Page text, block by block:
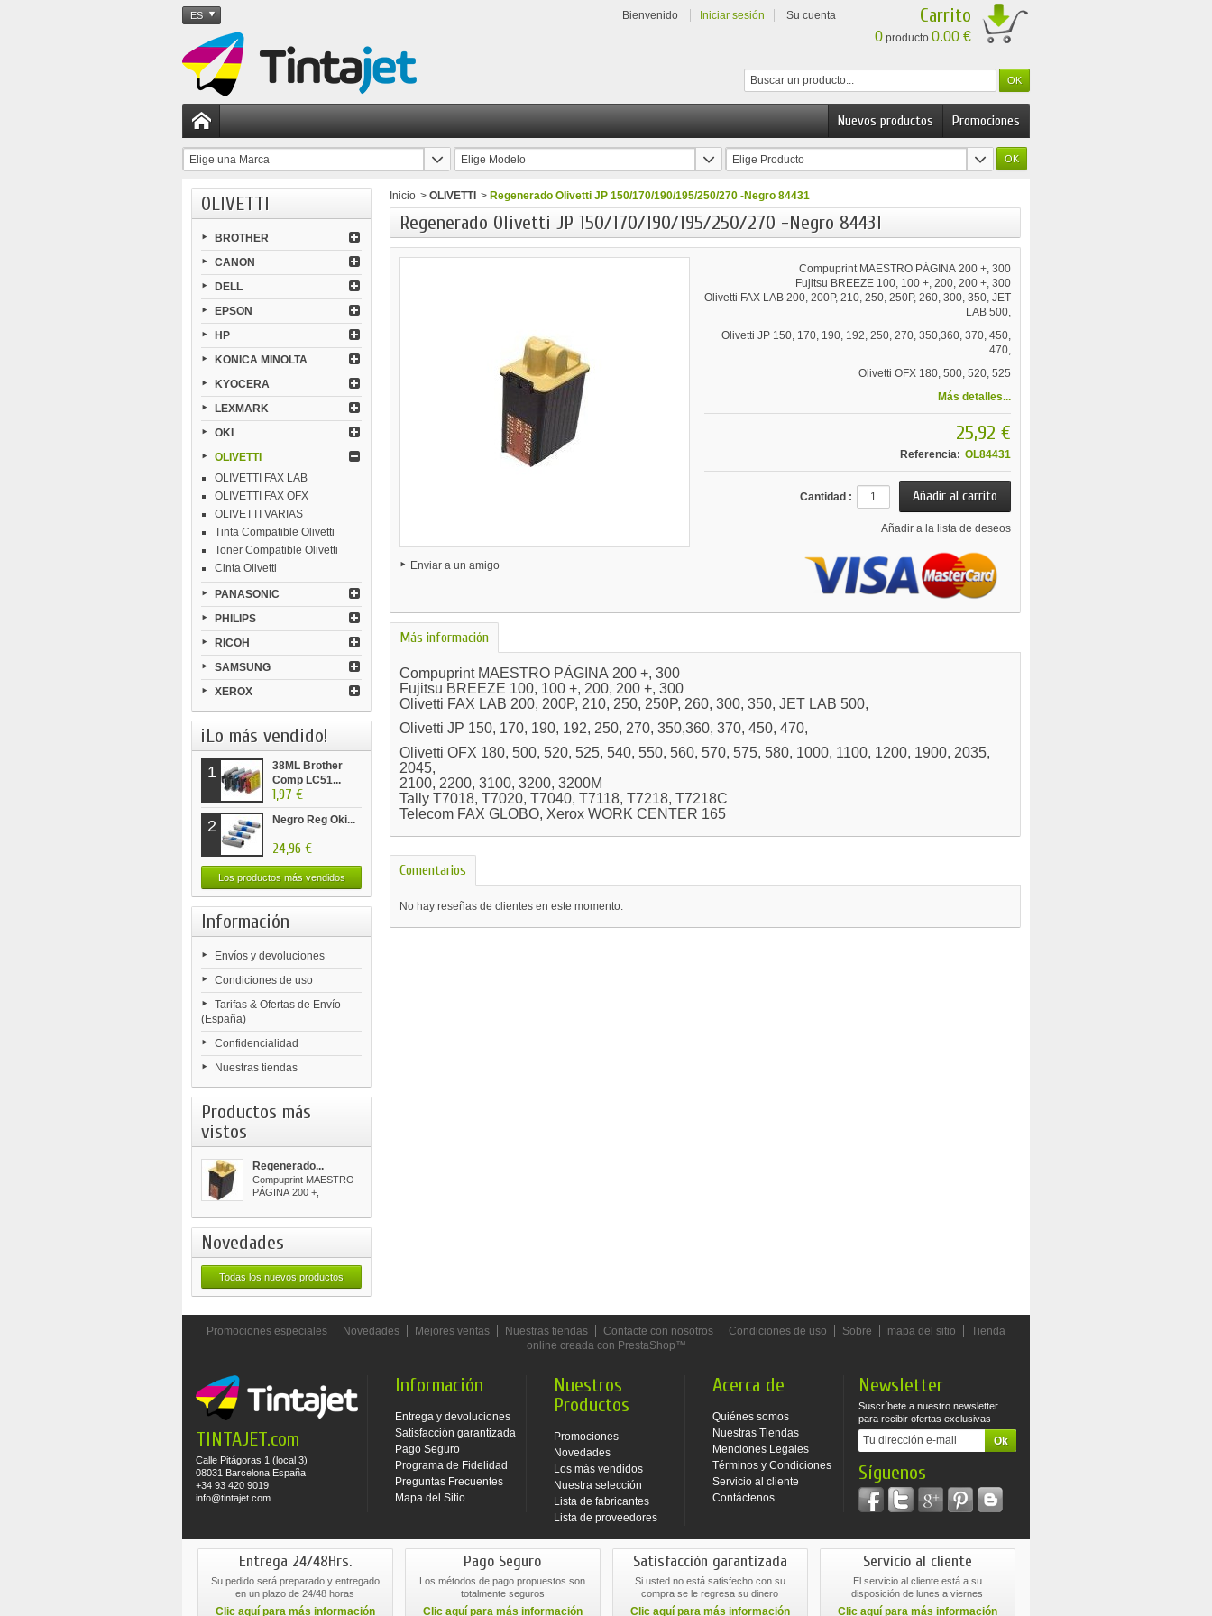
Bienvenido Iniciar sesión Su cuenta Carrito
0 producto 0.00 €
ES
Promociones
Nuevos productos
Elige una Marca Elige Modelo Elige Producto
OLIVETTI
BROTHER
CANON
DELL
EPSON
HP
KONICA MINOLTA
KYOCERA
LEXMARK
OKI
OLIVETTI
OLIVETTI FAX LAB
OLIVETTI FAX OFX
OLIVETTI VARIAS
Tinta Compatible Olivetti
Toner Compatible Olivetti
Cinta Olivetti
PANASONIC
PHILIPS
RICOH
SAMSUNG
XEROX
¡Lo más vendido!
1
38ML Brother
Comp LC51...
1,97 €
2 Negro Reg Oki...
24,96 €
Los productos más vendidos
Información
Envíos y devoluciones
Condiciones de uso
Tarifas & Ofertas de Envío
(España)
Confidencialidad
Nuestras tiendas
Productos más
vistos
Regenerado...
Compuprint MAESTRO
PÁGINA 200 +,
Novedades
Todas los nuevos productos
Inicio > OLIVETTI > Regenerado Olivetti JP 150/170/190/195/250/270 -Negro 84431
Regenerado Olivetti JP 150/170/190/195/250/270 -Negro 84431
Enviar a un amigo
Compuprint MAESTRO PÁGINA 200 +, 300
Fujitsu BREEZE 100, 100 +, 200, 200 +, 300
Olivetti FAX LAB 200, 200P, 210, 250, 250P, 260, 300, 350, JET
LAB 500,
Olivetti JP 150, 170, 190, 192, 250, 270, 350,360, 370, 450,
470,
Olivetti OFX 180, 500, 520, 525
Más detalles...
25,92 €
Referencia: OL84431
Cantidad :
Añadir a la lista de deseos
Más información
Compuprint MAESTRO PÁGINA 200 +, 300
Fujitsu BREEZE 100, 100 +, 200, 200 +, 300
Olivetti FAX LAB 200, 200P, 210, 250, 250P, 260, 300, 350, JET LAB 500,
Olivetti JP 150, 170, 190, 192, 250, 270, 350,360, 370, 450, 470,
Olivetti OFX 180, 500, 520, 525, 540, 550, 560, 570, 575, 580, 1000, 1100, 1200, 1900, 2035,
2045,
2100, 2200, 3100, 3200, 3200M
Tally T7018, T7020, T7040, T7118, T7218, T7218C
Telecom FAX GLOBO, Xerox WORK CENTER 165
Comentarios
No hay reseñas de clientes en este momento.
Promociones especiales Novedades Mejores ventas Nuestras tiendas Contacte con nosotros Condiciones de uso Sobre mapa del sitio
Tienda
online creada con PrestaShop™
TINTAJET.com
Calle Pitágoras 1 (local 3)
08031 Barcelona España
+34 93 420 9019
info@tintajet.com
Información
Entrega y devoluciones
Satisfacción garantizada
Pago Seguro
Programa de Fidelidad
Preguntas Frecuentes
Mapa del Sitio
Nuestros
Productos
Promociones
Novedades
Los más vendidos
Nuestra selección
Lista de fabricantes
Lista de proveedores
Acerca de
Quiénes somos
Nuestras Tiendas
Menciones Legales
Términos y Condiciones
Servicio al cliente
Contáctenos
Newsletter
Suscríbete a nuestro newsletter
para recibir ofertas exclusivas
Síguenos
Entrega 24/48Hrs.
Su pedido será preparado y entregado
en un plazo de 24/48 horas
Clic aquí para más información
Pago Seguro
Los métodos de pago propuestos son
totalmente seguros
Clic aquí para más información
Satisfacción garantizada
Si usted no está satisfecho con su
compra se le regresa su dinero
Clic aquí para más información
Servicio al cliente
El servicio al cliente está a su
disposición de lunes a viernes
Clic aquí para más información